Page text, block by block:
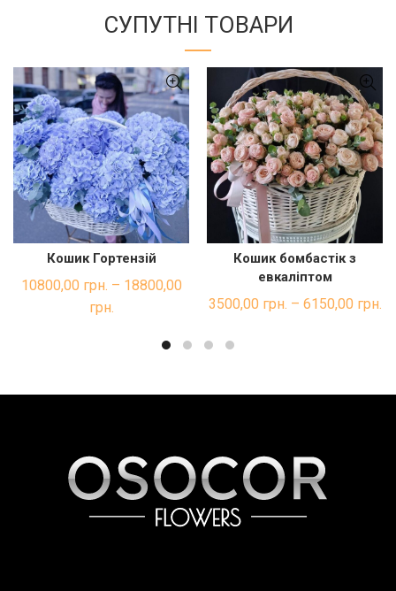
СУПУТНІ ТОВАРИ
ШВИДКА ПОКУПКА
Кошик Гортензій
10800,00 грн. – 18800,00
грн.
ШВИДКА ПОКУПКА
Кошик бомбастік з
евкаліптом
3500,00 грн. – 6150,00 грн.